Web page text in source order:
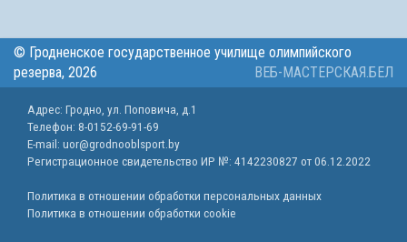
© Гродненское государственное училище олимпийского
резерва, 2026
ВЕБ-МАСТЕРСКАЯ.БЕЛ
Адрес: Гродно, ул. Поповича, д.1
Телефон: 8-0152-69-91-69
E-mail: uor@grodnooblsport.by
Регистрационное свидетельство ИР №: 4142230827 от 06.12.2022
Политика в отношении обработки персональных данных
Политика в отношении обработки cookie